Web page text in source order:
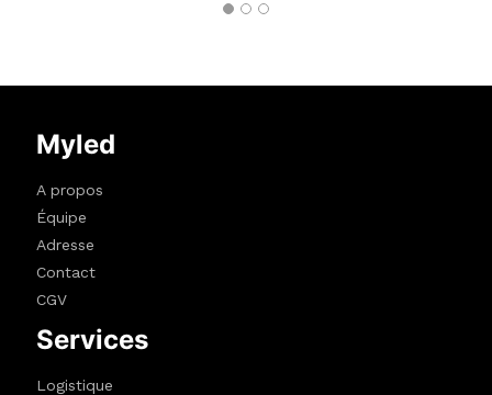
Myled
A propos
Équipe
Adresse
Contact
CGV
Services
Logistique